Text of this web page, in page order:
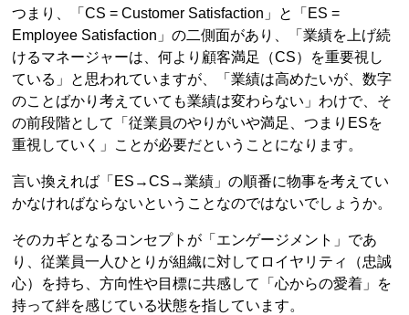
つまり、「CS = Customer Satisfaction」と「ES =
Employee Satisfaction」の二側面があり、「業績を上げ続
けるマネージャーは、何より顧客満足（CS）を重要視し
ている」と思われていますが、「業績は高めたいが、数字
のことばかり考えていても業績は変わらない」わけで、そ
の前段階として「従業員のやりがいや満足、つまりESを
重視していく」ことが必要だということになります。
言い換えれば「ES→CS→業績」の順番に物事を考えてい
かなければならないということなのではないでしょうか。
そのカギとなるコンセプトが「エンゲージメント」であ
り、従業員一人ひとりが組織に対してロイヤリティ（忠誠
心）を持ち、方向性や目標に共感して「心からの愛着」を
持って絆を感じている状態を指しています。